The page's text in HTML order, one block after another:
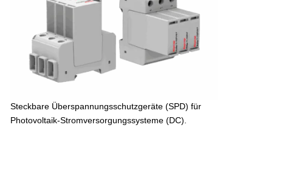
Steckbare Überspannungsschutzgeräte (SPD) für
Photovoltaik-Stromversorgungssysteme (DC).